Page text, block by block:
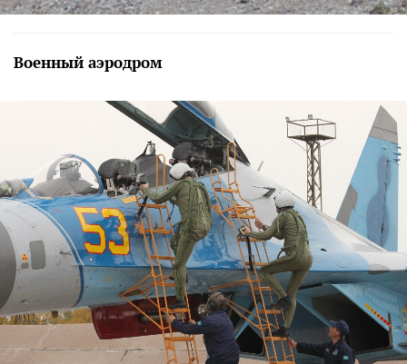
Военный аэродром